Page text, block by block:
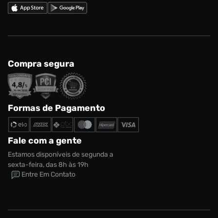
Compra segura
Formas de Pagamento
Fale com a gente
Estamos disponíveis de segunda a
sexta-feira, das 8h às 19h
Entre Em Contato